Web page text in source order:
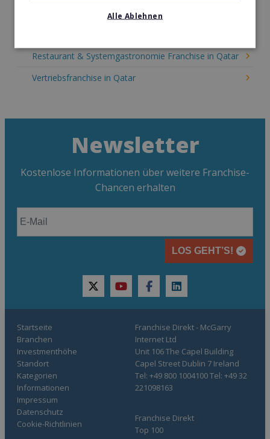
Nachhilfe & Weiterbildung Franchise in Qatar
Restaurant & Systemgastronomie Franchise in Qatar
Vertriebsfranchise in Qatar
Newsletter
Kostenlose Informationen über weitere Franchise-
Chancen erhalten
LOS GEHT’S!
twitteryoutubefacebooklinkedin
Startseite
Branchen
Investmenthöhe
Standort
Kategorien
Informationen
Franchise Direkt
Top 100
Impressum
Datenschutz
Cookie-Richtlinien
Franchise Direkt - McGarry
Internet Ltd
Unit 106 The Capel Building
Capel Street Dublin 7 Ireland
Tel: +49 800 1004100 Tel: +49 32
221098163
Alle Ablehnen